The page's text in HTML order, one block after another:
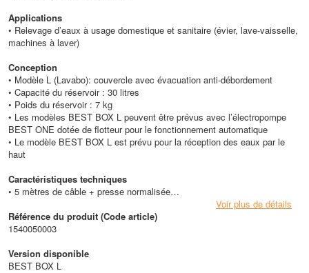
Applications
• Relevage d’eaux à usage domestique et sanitaire (évier, lave-vaisselle,
machines à laver)
Conception
• Modèle L (Lavabo): couvercle avec évacuation anti-débordement
• Capacité du réservoir : 30 litres
• Poids du réservoir : 7 kg
• Les modèles BEST BOX L peuvent être prévus avec l’électropompe
BEST ONE dotée de flotteur pour le fonctionnement automatique
• Le modèle BEST BOX L est prévu pour la réception des eaux par le
haut
Caractéristiques techniques
• 5 mètres de câble + presse normalisée
• Tension monophasée: 230V +/- 10%
• Classe d’isolation F
• Température maximale du liquide pompé: 50°C
• Passage max de solides: 10 mm BEST ONE
Voir plus de détails
Référence du produit (Code article)
1540050003
Version disponible
BEST BOX L